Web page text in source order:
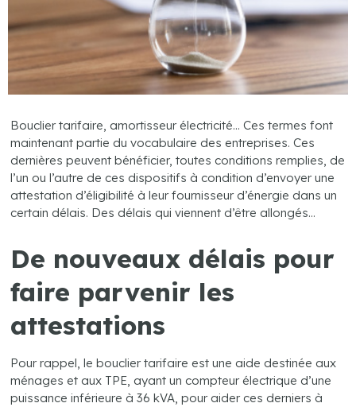
Bouclier tarifaire, amortisseur électricité… Ces termes font
maintenant partie du vocabulaire des entreprises. Ces
dernières peuvent bénéficier, toutes conditions remplies, de
l’un ou l’autre de ces dispositifs à condition d’envoyer une
attestation d’éligibilité à leur fournisseur d’énergie dans un
certain délais. Des délais qui viennent d’être allongés…
De nouveaux délais pour
faire parvenir les
attestations
Pour rappel, le bouclier tarifaire est une aide destinée aux
ménages et aux TPE, ayant un compteur électrique d’une
puissance inférieure à 36 kVA, pour aider ces derniers à